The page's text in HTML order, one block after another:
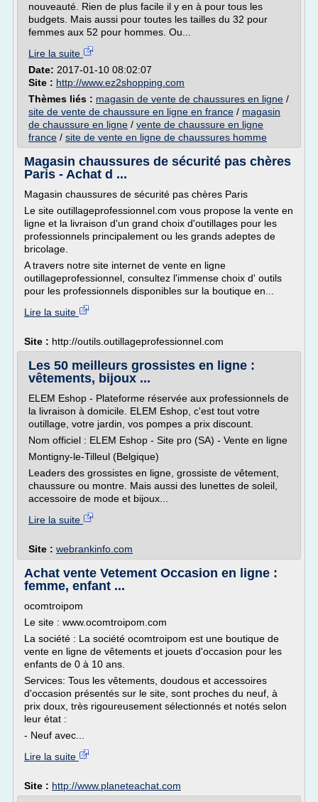
nouveauté. Rien de plus facile il y en à pour tous les
budgets. Mais aussi pour toutes les tailles du 32 pour
femmes aux 52 pour hommes. Ou...
Lire la suite
Date: 2017-01-10 08:02:07
Site : http://www.ez2shopping.com
Thèmes liés : magasin de vente de chaussures en ligne /
site de vente de chaussure en ligne en france / magasin
de chaussure en ligne / vente de chaussure en ligne
france / site de vente en ligne de chaussures homme
Magasin chaussures de sécurité pas chères
Paris - Achat d ...
Magasin chaussures de sécurité pas chères Paris
Le site outillageprofessionnel.com vous propose la vente en
ligne et la livraison d'un grand choix d'outillages pour les
professionnels principalement ou les grands adeptes de
bricolage.
A travers notre site internet de vente en ligne
outillageprofessionnel, consultez l'immense choix d' outils
pour les professionnels disponibles sur la boutique en...
Lire la suite
Site : http://outils.outillageprofessionnel.com
Les 50 meilleurs grossistes en ligne :
vêtements, bijoux ...
ELEM Eshop - Plateforme réservée aux professionnels de
la livraison à domicile. ELEM Eshop, c'est tout votre
outillage, votre jardin, vos pompes a prix discount.
Nom officiel : ELEM Eshop - Site pro (SA) - Vente en ligne
Montigny-le-Tilleul (Belgique)
Leaders des grossistes en ligne, grossiste de vêtement,
chaussure ou montre. Mais aussi des lunettes de soleil,
accessoire de mode et bijoux...
Lire la suite
Site : webrankinfo.com
Achat vente Vetement Occasion en ligne :
femme, enfant ...
ocomtroipom
Le site : www.ocomtroipom.com
La société : La société ocomtroipom est une boutique de
vente en ligne de vêtements et jouets d'occasion pour les
enfants de 0 à 10 ans.
Services: Tous les vêtements, doudous et accessoires
d'occasion présentés sur le site, sont proches du neuf, à
prix doux, très rigoureusement sélectionnés et notés selon
leur état :
- Neuf avec...
Lire la suite
Site : http://www.planeteachat.com